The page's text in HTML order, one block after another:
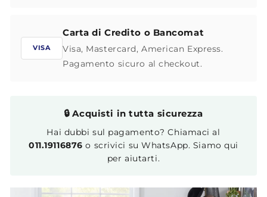
VISA
Carta di Credito o Bancomat
Visa, Mastercard, American Express.
Pagamento sicuro al checkout.
🔒 Acquisti in tutta sicurezza
Hai dubbi sul pagamento? Chiamaci al
011.19116876 o scrivici su WhatsApp. Siamo qui
per aiutarti.